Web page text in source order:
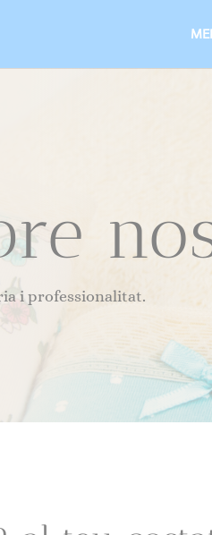
i professionalitat.